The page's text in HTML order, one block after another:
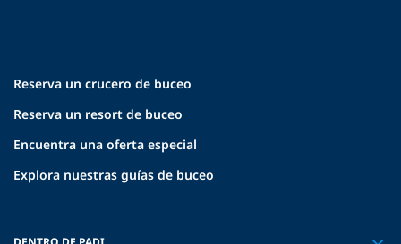
Reserva un crucero de buceo
Reserva un resort de buceo
Encuentra una oferta especial
Explora nuestras guías de buceo